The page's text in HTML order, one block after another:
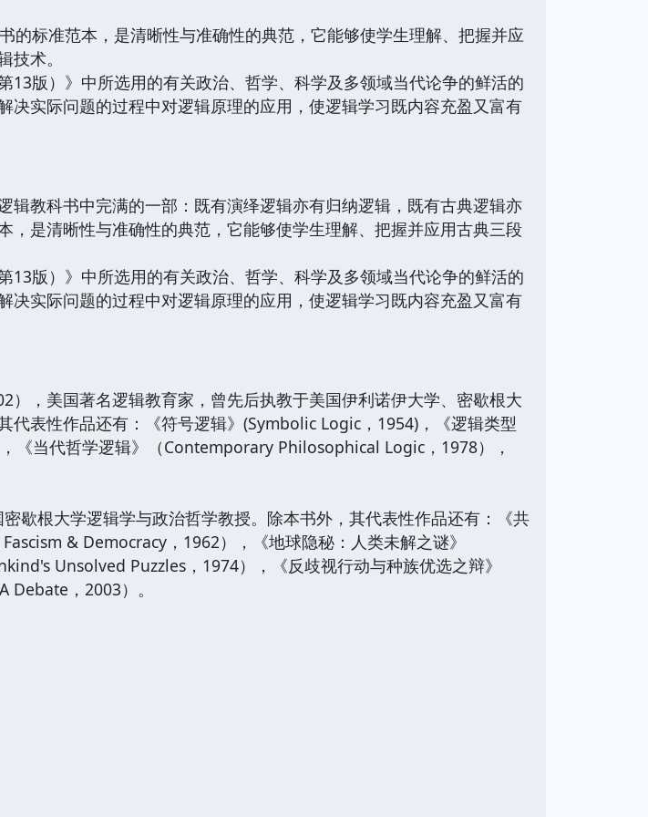
标准范本，是清晰性与准确性的典范，它能够使学生理解、把握并应
术。
版）》中所选用的有关政治、哲学、科学及多领域当代论争的鲜活的
决实际问题的过程中对逻辑原理的应用，使逻辑学习既内容充盈又富有
教科书中完满的一部：既有演绎逻辑亦有归纳逻辑，既有古典逻辑亦
，是清晰性与准确性的典范，它能够使学生理解、把握并应用古典三段
版）》中所选用的有关政治、哲学、科学及多领域当代论争的鲜活的
决实际问题的过程中对逻辑原理的应用，使逻辑学习既内容充盈又富有
，美国著名逻辑教育家，曾先后执教于美国伊利诺伊大学、密歇根大
代表性作品还有：《符号逻辑》(Symbolic Logic，1954)，《逻辑类型
《当代哲学逻辑》（Contemporary Philosophical Logic，1978），
根大学逻辑学与政治哲学教授。除本书外，其代表性作品还有：《共
& Democracy，1962），《地球隐秘：人类未解之谜》
Unsolved Puzzles，1974），《反歧视行动与种族优选之辩》
Debate，2003）。